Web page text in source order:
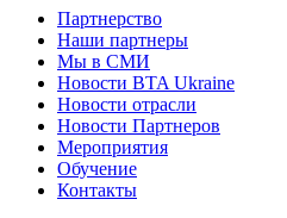
Май 2016
Апрель 2016
Март 2016
Декабрь 2015
Ноябрь 2015
Август 2015
Партнерство
Наши партнеры
Мы в СМИ
Новости BTA Ukraine
Новости отрасли
Новости Партнеров
Мероприятия
Обучение
Контакты